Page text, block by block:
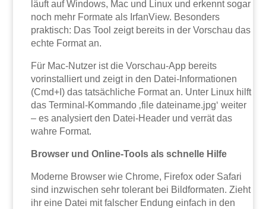
läuft auf Windows, Mac und Linux und erkennt sogar
noch mehr Formate als IrfanView. Besonders
praktisch: Das Tool zeigt bereits in der Vorschau das
echte Format an.
Für Mac-Nutzer ist die Vorschau-App bereits
vorinstalliert und zeigt in den Datei-Informationen
(Cmd+I) das tatsächliche Format an. Unter Linux hilft
das Terminal-Kommando ‚file dateiname.jpg‘ weiter
– es analysiert den Datei-Header und verrät das
wahre Format.
Browser und Online-Tools als schnelle Hilfe
Moderne Browser wie Chrome, Firefox oder Safari
sind inzwischen sehr tolerant bei Bildformaten. Zieht
ihr eine Datei mit falscher Endung einfach in den